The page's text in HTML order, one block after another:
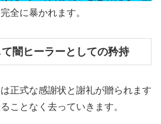
全に暴かれます。
闇ヒーラーとしての矜持
正式な感謝状と謝礼が贈られます
ことなく去っていきます。